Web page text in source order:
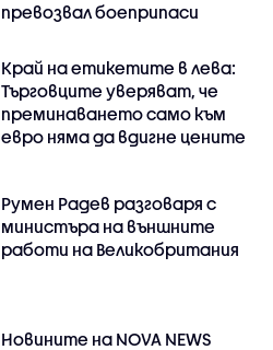
превозвал боеприпаси
Край на етикетите в лева:
Търговците уверяват, че
преминаването само към
евро няма да вдигне цените
Румен Радев разговаря с
министъра на външните
работи на Великобритания
Новините на NOVA NEWS